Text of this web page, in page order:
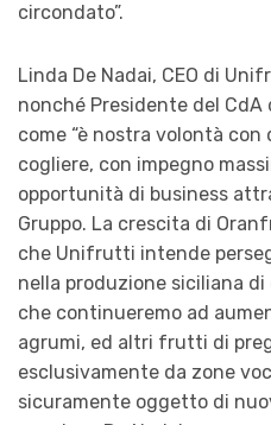
circondato”.
Linda De Nadai, CEO di
nonché Presidente del
come “è nostra volontà
cogliere, con impegno
opportunità di business
Gruppo. La crescita di
che Unifrutti intende
nella produzione siciliana
che continueremo ad
agrumi, ed altri frutti di
esclusivamente da zone
sicuramente oggetto di